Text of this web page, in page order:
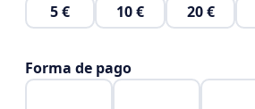
5 €
10 € 20 €
Forma de pago